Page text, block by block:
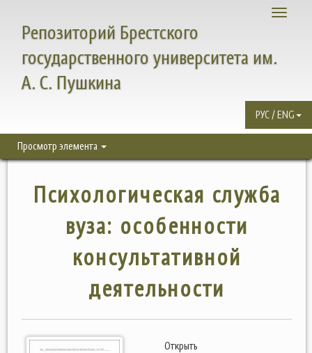
Toggle
Репозиторий Брестского
государственного университета им.
А. С. Пушкина
РУС / ENG
Просмотр элемента
Психологическая служба
вуза: особенности
консультативной
деятельности
Открыть